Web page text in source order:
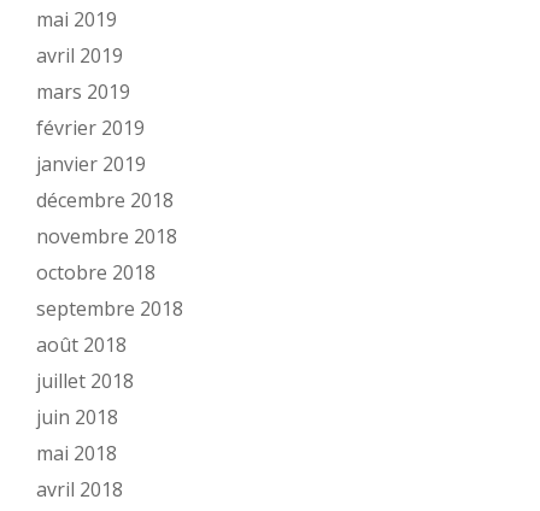
mai 2019
avril 2019
mars 2019
février 2019
janvier 2019
décembre 2018
novembre 2018
octobre 2018
septembre 2018
août 2018
juillet 2018
juin 2018
mai 2018
avril 2018